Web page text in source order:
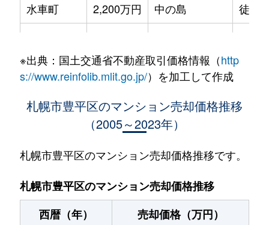
水車町
2,200万円 中の島
徒歩
水車町
1,400万円 中の島
徒歩
2,500万円 月寒中央
月寒中央通
2,700万円 月寒中央
月寒中央通
1,500万円 月寒中央
月寒中央通
3,000万円 月寒中央
※出典：国土交通省不動産取引価格情報（http
s://www.reinfolib.mlit.go.jp/）を加工して作成
札幌市豊平区のマンション売却価格推移
（2005～2023年）
札幌市豊平区のマンション売却価格推移です。
札幌市豊平区のマンション売却価格推移
西暦（年）
売却価格（万円）